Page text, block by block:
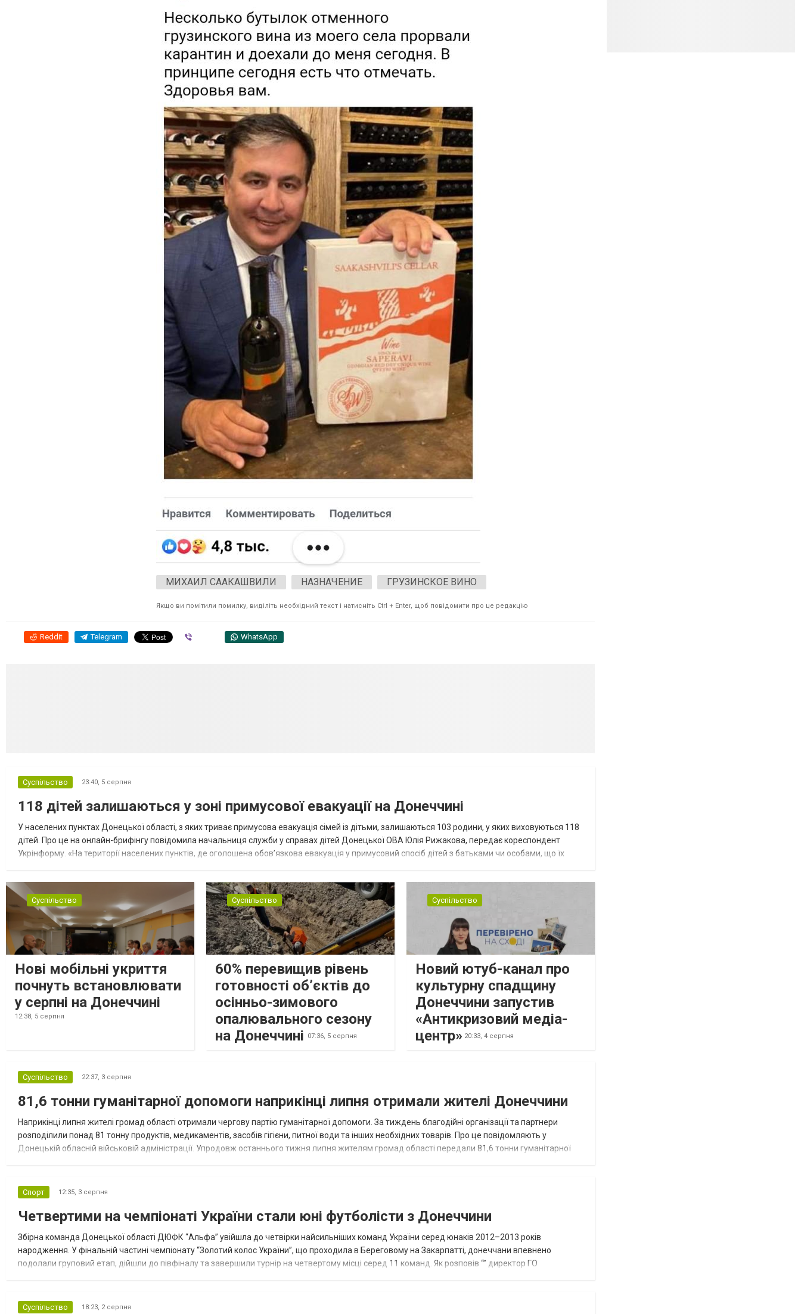
МИХАИЛ СААКАШВИЛИ НАЗНАЧЕНИЕ ГРУЗИНСКОЕ ВИНО
Якщо ви помітили помилку, виділіть необхідний текст і натисніть Ctrl + Enter, щоб повідомити про це редакцію
Reddit Telegram WhatsApp
Суспільство 23:40, 5 серпня
118 дітей залишаються у зоні примусової евакуації на Донеччині
У населених пунктах Донецької області, з яких триває примусова евакуація сімей із дітьми, залишаються 103 родини, у яких виховуються 118
дітей. Про це на онлайн-брифінгу повідомила начальниця служби у справах дітей Донецької ОВА Юлія Рижакова, передає кореспондент
Укрінформу. «На території населених пунктів, де оголошена обов’язкова евакуація у примусовий спосіб дітей з батьками чи особами, що їх
Суспільство
Нові мобільні укриття
почнуть встановлювати
у серпні на Донеччині
12:38, 5 серпня
Суспільство
60% перевищив рівень
готовності об’єктів до
осінньо-зимового
опалювального сезону
на Донеччині
07:36, 5 серпня
Суспільство
Новий ютуб-канал про
культурну спадщину
Донеччини запустив
«Антикризовий медіа-
центр» 20:33, 4 серпня
Суспільство 22:37, 3 серпня
81,6 тонни гуманітарної допомоги наприкінці липня отримали жителі Донеччини
Наприкінці липня жителі громад області отримали чергову партію гуманітарної допомоги. За тиждень благодійні організації та партнери
розподілили понад 81 тонну продуктів, медикаментів, засобів гігієни, питної води та інших необхідних товарів. Про це повідомляють у
Донецькій обласній військовій адміністрації. Упродовж останнього тижня липня жителям громад області передали 81,6 тонни гуманітарної
Спорт 12:35, 3 серпня
Четвертими на чемпіонаті України стали юні футболісти з Донеччини
Збірна команда Донецької області ДЮФК “Альфа” увійшла до четвірки найсильніших команд України серед юнаків 2012–2013 років
народження. У фінальній частині чемпіонату “Золотий колос України”, що проходила в Береговому на Закарпатті, донеччани впевнено
подолали груповий етап, дійшли до півфіналу та завершили турнір на четвертому місці серед 11 команд. Як розповів “” директор ГО
Суспільство 18:23, 2 серпня